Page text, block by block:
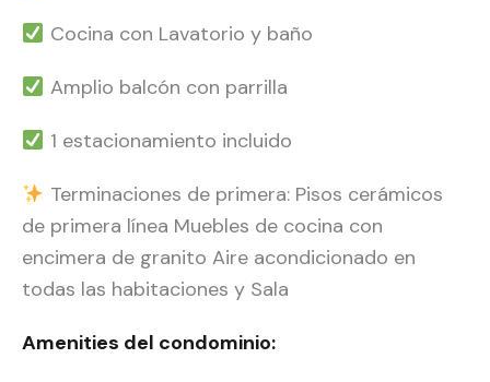
Cocina con Lavatorio y baño
Amplio balcón con parrilla
1 estacionamiento incluido
Terminaciones de primera: Pisos cerámicos
de primera línea Muebles de cocina con
encimera de granito Aire acondicionado en
todas las habitaciones y Sala
Amenities del condominio: